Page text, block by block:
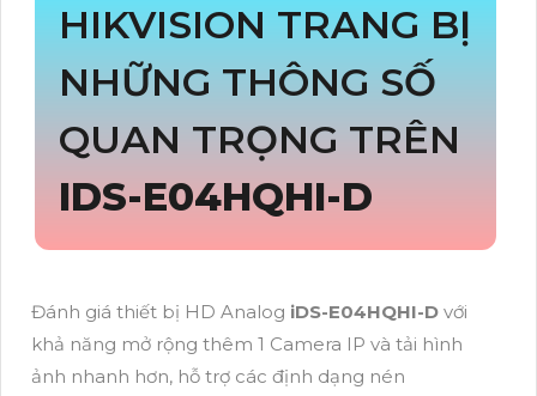
HIKVISION TRANG BỊ
NHỮNG THÔNG SỐ
QUAN TRỌNG TRÊN
IDS-E04HQHI-D
Đánh giá thiết bị HD Analog iDS-E04HQHI-D với
khả năng mở rộng thêm 1 Camera IP và tải hình
ảnh nhanh hơn, hỗ trợ các định dạng nén